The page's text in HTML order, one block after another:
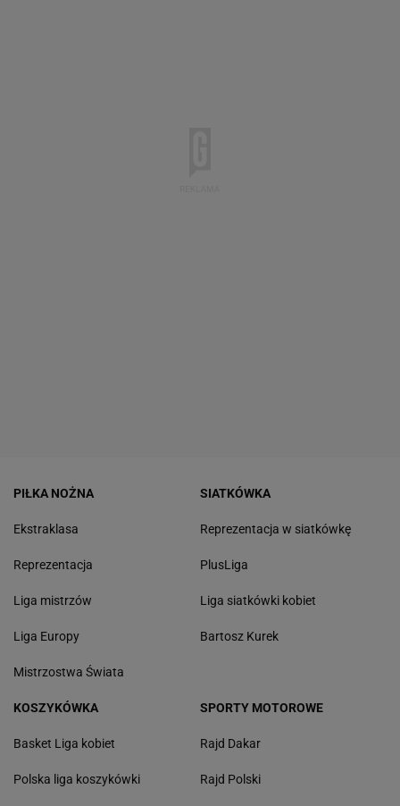
PIŁKA NOŻNA
Ekstraklasa
Reprezentacja
Liga mistrzów
Liga Europy
Mistrzostwa Świata
SIATKÓWKA
Reprezentacja w siatkówkę
PlusLiga
Liga siatkówki kobiet
Bartosz Kurek
KOSZYKÓWKA
Basket Liga kobiet
Polska liga koszykówki
SPORTY MOTOROWE
Rajd Dakar
Rajd Polski